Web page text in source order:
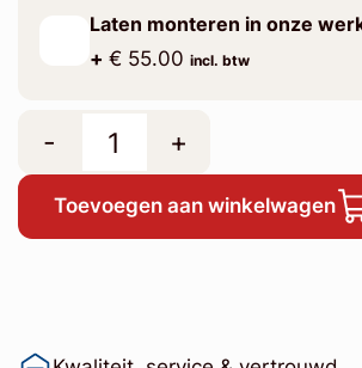
Laten monteren in onze
+ € 55.00 incl. btw
- +
Toevoegen aan winkelwagen